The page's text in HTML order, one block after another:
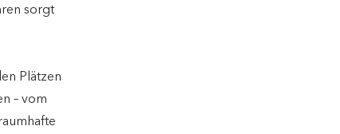
sorgt
Plätzen
– vom